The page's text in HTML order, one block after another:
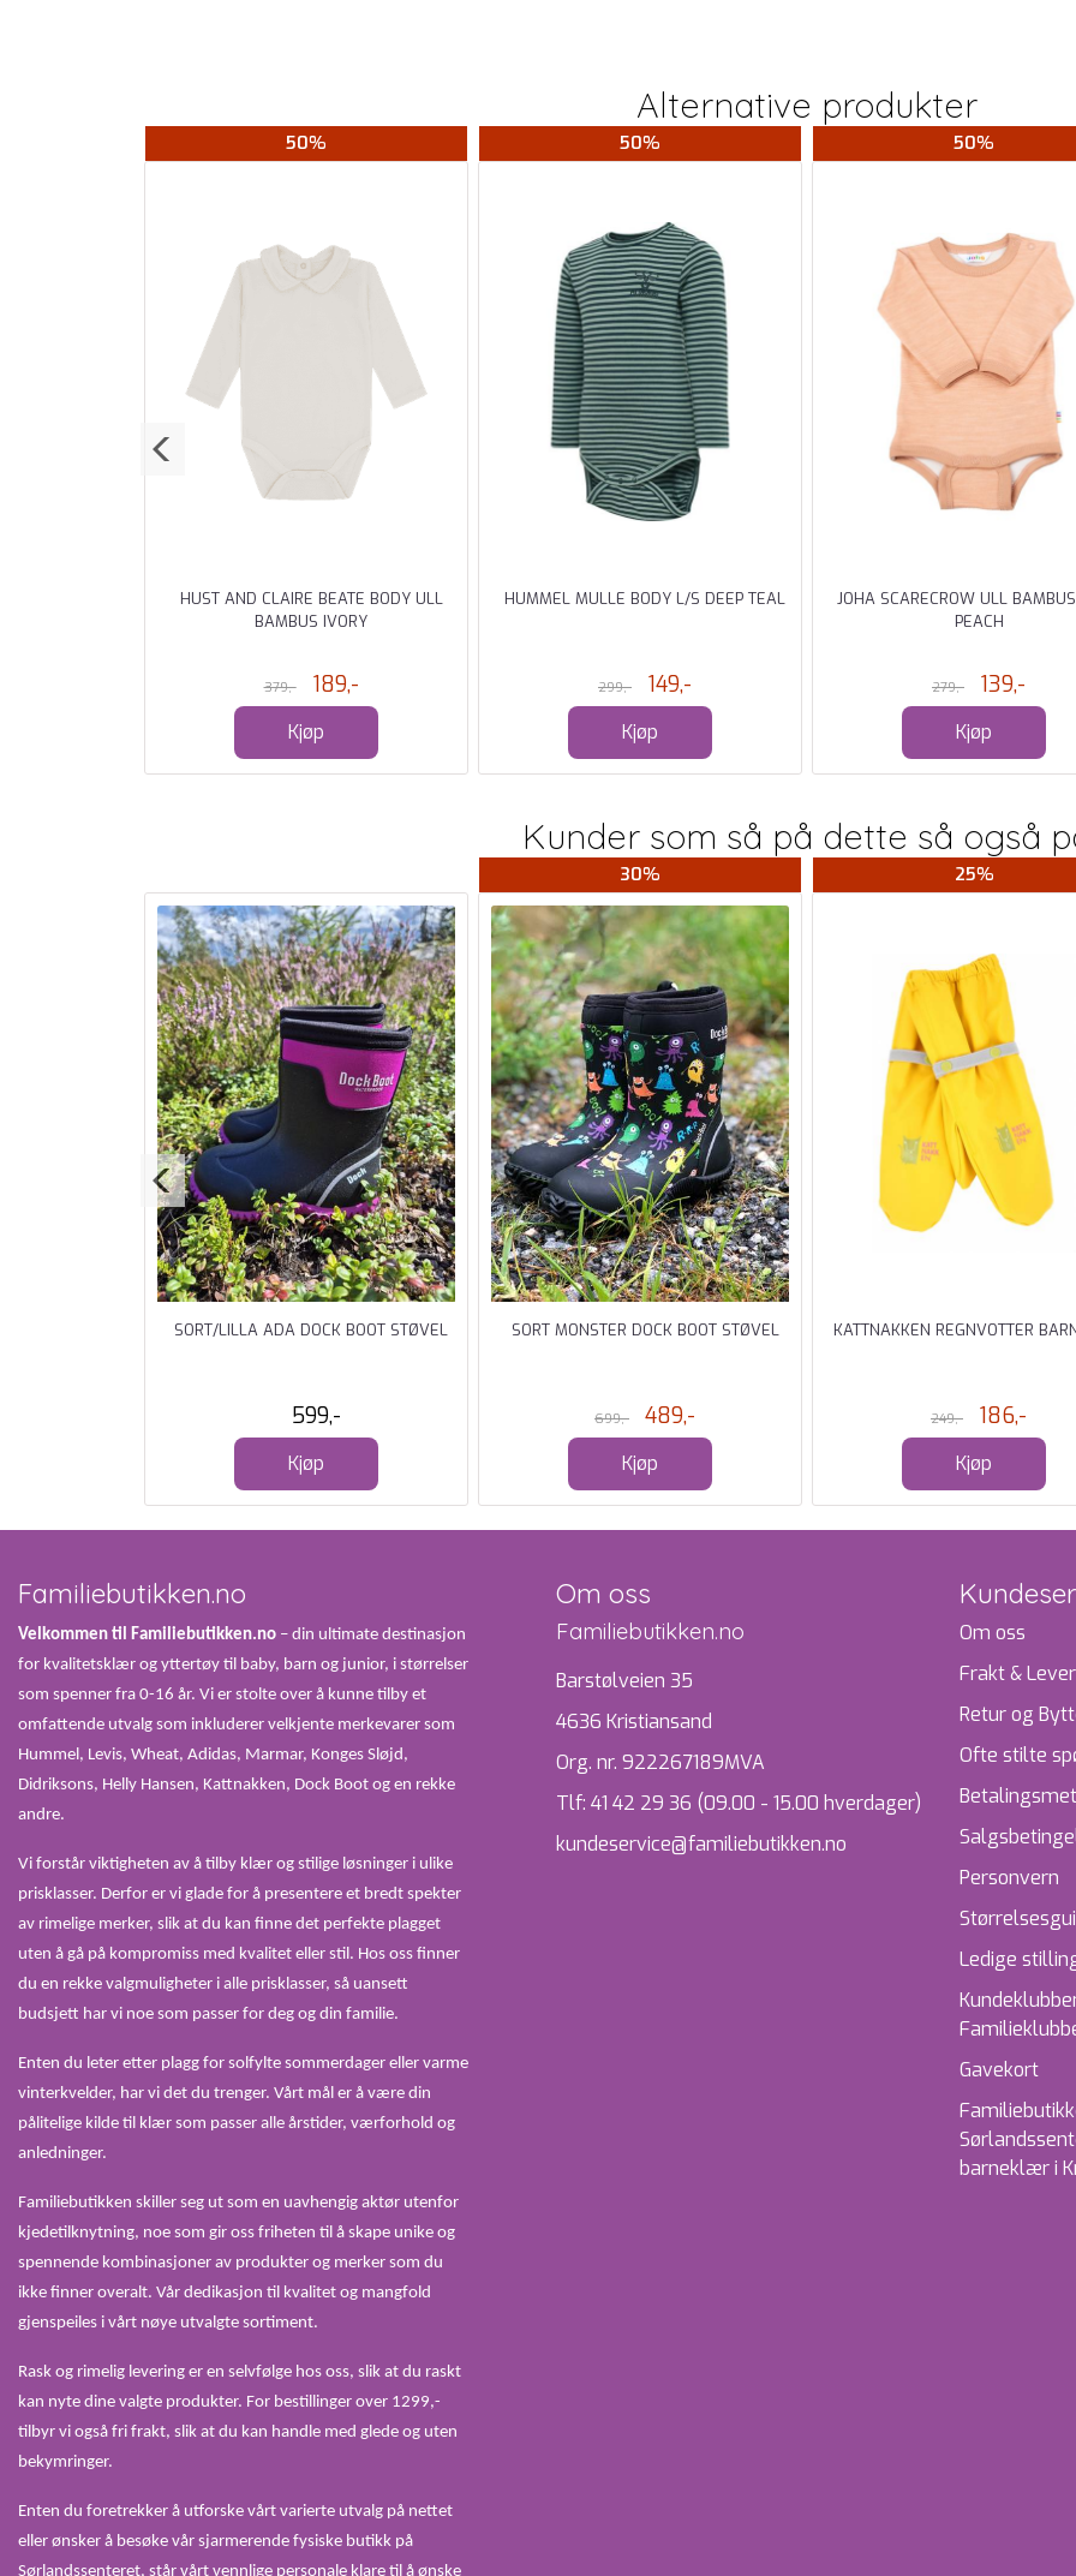
Alternative produkter
50%
HUST AND CLAIRE BEATE BODY ULL
BAMBUS IVORY
379,- 189,-
Kjøp
50%
HUMMEL MULLE BODY L/S DEEP TEAL
299,- 149,-
Kjøp
50%
JOHA SCARECROW ULL
PEACH
279,- 139,-
Kjøp
Kunder som så på dette så også
SORT/LILLA ADA DOCK BOOT STØVEL
599,-
Kjøp
30%
SORT MONSTER DOCK BOOT STØVEL
699,- 489,-
Kjøp
25%
KATTNAKKEN REGNVOTTER
249,- 186,-
Kjøp
Familiebutikken.no
Velkommen til Familiebutikken.no – din ultimate destinasjon
for kvalitetsklær og yttertøy til baby, barn og junior, i størrelser
som spenner fra 0-16 år. Vi er stolte over å kunne tilby et
omfattende utvalg som inkluderer velkjente merkevarer som
Hummel, Levis, Wheat, Adidas, Marmar, Konges Sløjd,
Didriksons, Helly Hansen, Kattnakken, Dock Boot og en rekke
andre.
Vi forstår viktigheten av å tilby klær og stilige løsninger i ulike
prisklasser. Derfor er vi glade for å presentere et bredt spekter
av rimelige merker, slik at du kan finne det perfekte plagget
uten å gå på kompromiss med kvalitet eller stil. Hos oss finner
du en rekke valgmuligheter i alle prisklasser, så uansett
budsjett har vi noe som passer for deg og din familie.
Enten du leter etter plagg for solfylte sommerdager eller varme
vinterkvelder, har vi det du trenger. Vårt mål er å være din
pålitelige kilde til klær som passer alle årstider, værforhold og
anledninger.
Familiebutikken skiller seg ut som en uavhengig aktør utenfor
kjedetilknytning, noe som gir oss friheten til å skape unike og
spennende kombinasjoner av produkter og merker som du
ikke finner overalt. Vår dedikasjon til kvalitet og mangfold
gjenspeiles i vårt nøye utvalgte sortiment.
Rask og rimelig levering er en selvfølge hos oss, slik at du raskt
kan nyte dine valgte produkter. For bestillinger over 1299,-
tilbyr vi også fri frakt, slik at du kan handle med glede og uten
bekymringer.
Enten du foretrekker å utforske vårt varierte utvalg på nettet
eller ønsker å besøke vår sjarmerende fysiske butikk på
Sørlandssenteret, står vårt vennlige personale klare til å ønske
Om oss
Familiebutikken.no
Barstølveien 35
4636 Kristiansand
Org. nr. 922267189MVA
Tlf: 41 42 29 36 (09.00 - 15.00 hverdager)
kundeservice@familiebutikken.no
Om oss
Frakt &
Retur og
Ofte stilte
Personvern
Ledige
Gavekort
barneklær i